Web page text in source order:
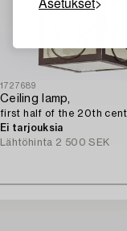
1727689
Ceiling lamp,
first half of the 20th
Ei tarjouksia
Lähtöhinta 2 500 SEK